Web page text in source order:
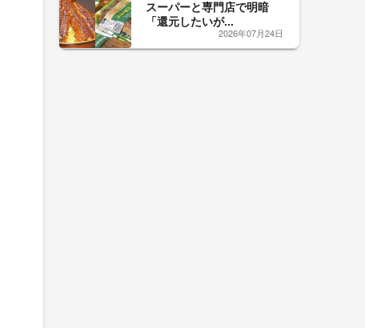
スーパーと専門店で明暗
「還元したいが...
2026年07月24日